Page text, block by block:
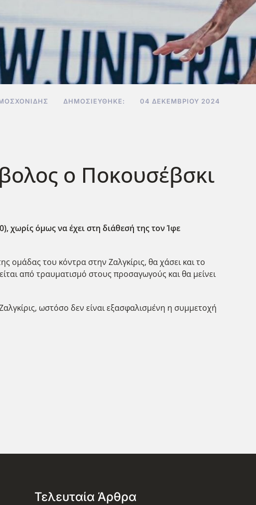
ΔΗΜΟΣΙΕΎΘΗΚΕ: 04 ΔΕΚΕΜΒΡΊΟΥ 2024
ο Ποκουσέβσκι
χωρίς όμως να έχει στη διάθεσή της τον Ίφε
ομάδας του κόντρα στην Ζαλγκίρις, θα χάσει και το
από τραυματισμό στους προσαγωγούς και θα μείνει
ωστόσο δεν είναι εξασφαλισμ΄ενη η συμμετοχή
Τελευταία Άρθρα